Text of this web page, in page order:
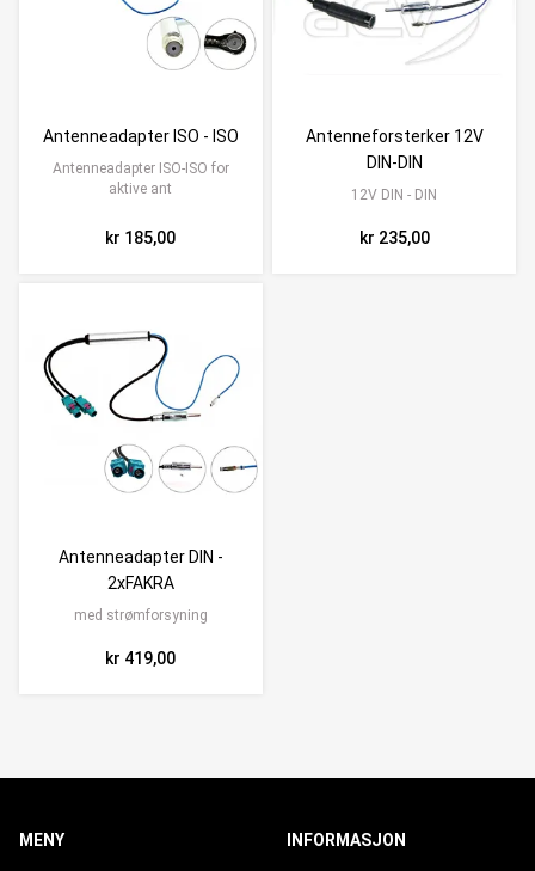
Antenneadapter ISO - ISO
Antenneadapter ISO-ISO for
aktive ant
kr 185,00
Antenneforsterker 12V
DIN-DIN
12V DIN - DIN
kr 235,00
Antenneadapter DIN -
2xFAKRA
med strømforsyning
kr 419,00
MENY INFORMASJON